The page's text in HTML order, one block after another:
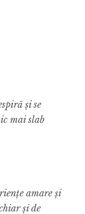
și se
mai slab
amare și
și de